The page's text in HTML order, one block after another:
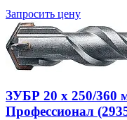
Запросить цену
ЗУБР 20 x 250/360
Профессионал